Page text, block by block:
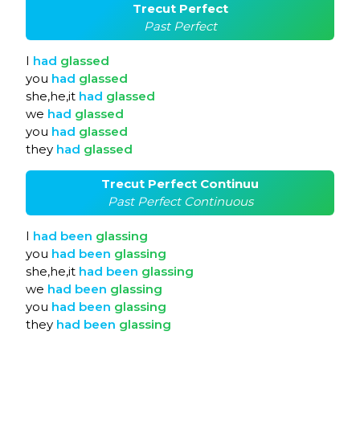
Trecut Perfect
Past Perfect
I had glassed
you had glassed
she,he,it had glassed
we had glassed
you had glassed
they had glassed
Trecut Perfect Continuu
Past Perfect Continuous
I had been glassing
you had been glassing
she,he,it had been glassing
we had been glassing
you had been glassing
they had been glassing